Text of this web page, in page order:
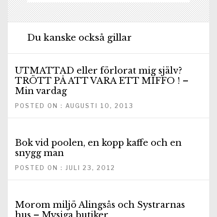
Du kanske också gillar
UTMATTAD eller förlorat mig själv?
TRÖTT PÅ ATT VARA ETT MIFFO ! –
Min vardag
POSTED ON : AUGUSTI 10, 2013
Bok vid poolen, en kopp kaffe och en
snygg man
POSTED ON : JULI 23, 2012
Morom miljö Alingsås och Systrarnas